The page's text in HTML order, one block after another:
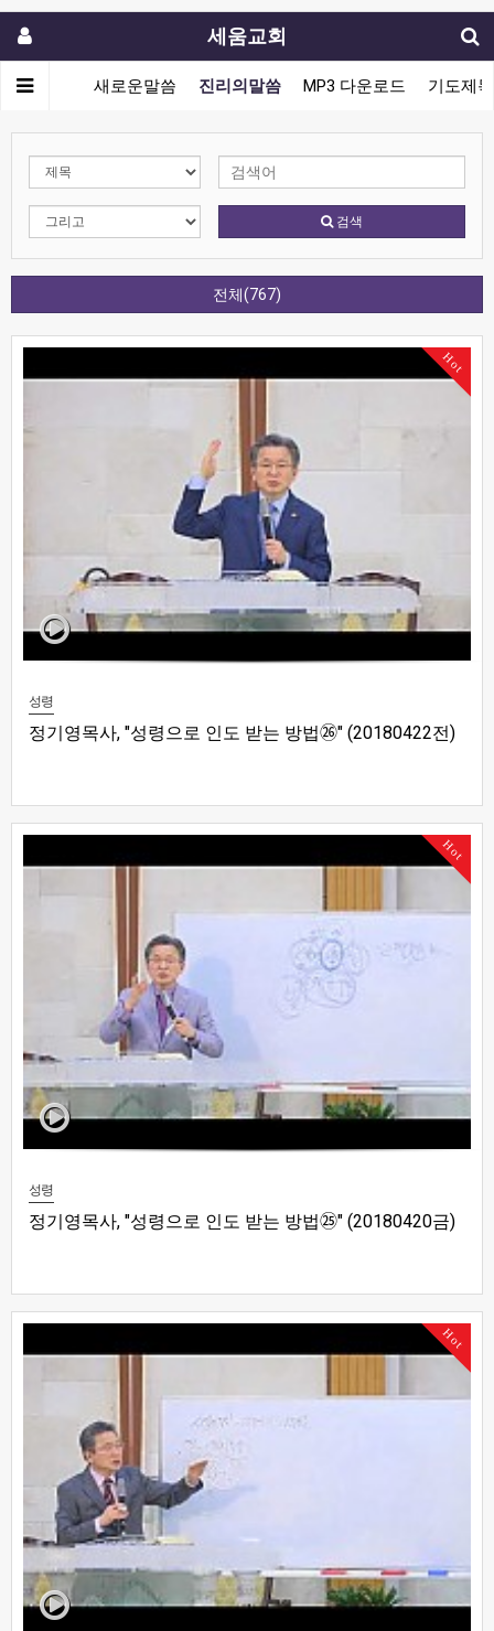
세움교회
새로운말씀 진리의말씀 MP3 다운로드 기도제목
검색
전체(767)
Hot
성령
정기영목사, "성령으로 인도 받는 방법㉖" (20180422전)
Hot
성령
정기영목사, "성령으로 인도 받는 방법㉕" (20180420금)
Hot